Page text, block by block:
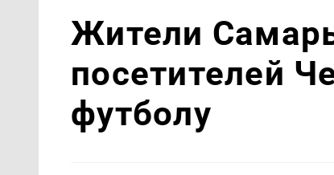
Жители
посетителей
футболу